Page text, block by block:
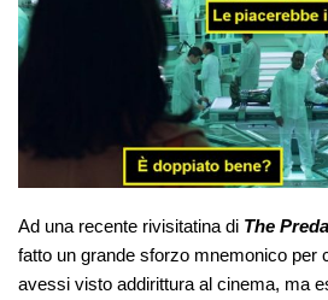
Ad una recente rivisitatina di The
fatto un grande sforzo mnemonico per
avessi visto addirittura al cinema, ma